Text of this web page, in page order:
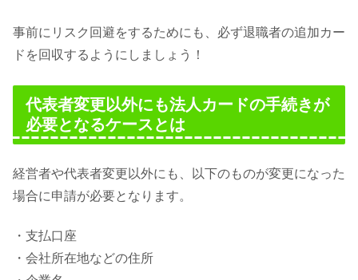
事前にリスク回避をするためにも、必ず退職者の追加カー
ドを回収するようにしましょう！
代表者変更以外にも法人カードの手続きが
必要となるケースとは
経営者や代表者変更以外にも、以下のものが変更になった
場合に申請が必要となります。
・支払口座
・会社所在地などの住所